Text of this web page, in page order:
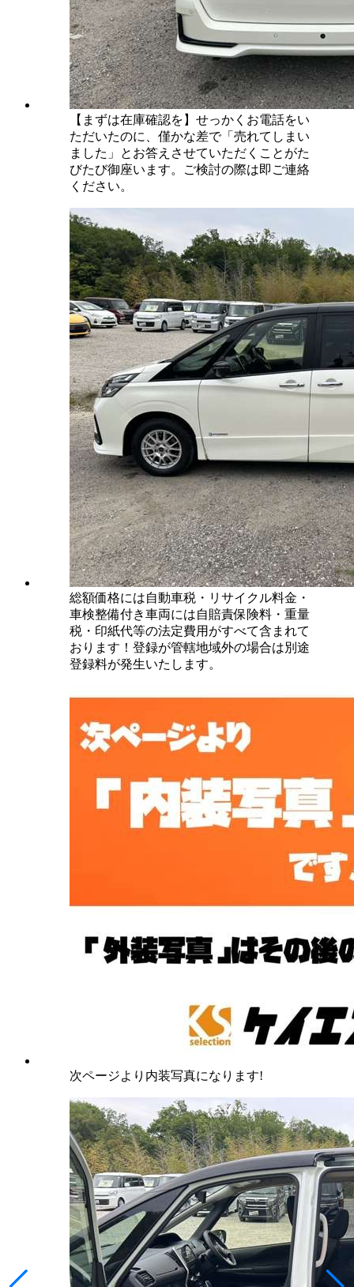
【まずは在庫確認を】せっかくお電話をい
ただいたのに、僅かな差で「売れてしまい
ました」とお答えさせていただくことがた
びたび御座います。ご検討の際は即ご連絡
ください。
総額価格には自動車税・リサイクル料金・
車検整備付き車両には自賠責保険料・重量
税・印紙代等の法定費用がすべて含まれて
おります！登録が管轄地域外の場合は別途
登録料が発生いたします。
次ページより内装写真になります!